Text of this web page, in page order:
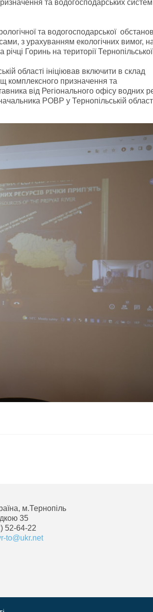
та водогосподарських систем
та водогосподарської
з урахуванням екологічних вимог,
Горинь на території Тернопільської
області ініціював включити в склад
комплексного призначення та
від Регіонального офісу водних
РОВР у Тернопільській
м.Тернопіль
35
52-64-22
to@ukr.net